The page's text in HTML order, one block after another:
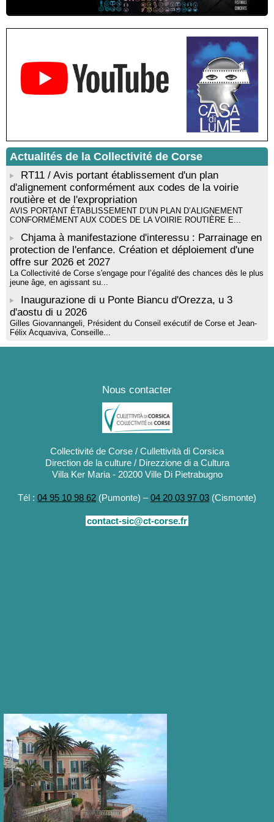
Résidence d’écriture et de recherche de l’écrivaine Cécilia
Rencontre / dédicace avec Lucrèce Luciani autour de son
livre « La ballade du pendu du Niolu» - Mediateca territuriale di
Santa Lucia di Tallà
Mise en musique d’un livre jeunesse par Annik Meschinet,
musicienne pédagogue : Ateliers d’expression sonore, vocale,
rythmique et corporelle - Mediateca territuriale di Santa Lucia di
! Événement reporté ! Cycle de conférences peinture animé
par Alexandre Dominati - Mediateca territuriale di Santa Lucia di
Tallà
Actualités de la Collectivité de Corse
RT11 / Avis portant établissement d'un plan
d'alignement conformément aux codes de la voirie
routière et de l'expropriation
AVIS PORTANT ÉTABLISSEMENT D’UN PLAN D’ALIGNEMENT
CONFORMÉMENT AUX CODES DE LA VOIRIE ROUTIÈRE E...
Chjama à manifestazione d'interessu : Parrainage en
protection de l'enfance. Création et déploiement d'une
offre sur 2026 et 2027
La Collectivité de Corse s'engage pour l’égalité des chances dès le plus
jeune âge, en agissant su...
Inaugurazione di u Ponte Biancu d'Orezza, u 3
d'aostu di u 2026
Gilles Giovannangeli, Président du Conseil exécutif de Corse et Jean-
Félix Acquaviva, Conseille...
Nous contacter
Collectivité de Corse / Cullettività di Corsica
Direction de la culture / Direzzione di a Cultura
Villa Ker Maria - 20200 Ville Di Pietrabugno
Tél : 04 95 10 98 62 (Pumonte) –04 20 03 97 03 (Cismonte)
contact-sic@ct-corse.fr